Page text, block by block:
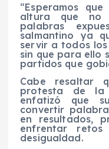
“Esperamos
altura que no
palabras
salmantino ya
servir a todos
sin que para ello
partidos que
Cabe resaltar
protesta de la
enfatizó que
convertir
en resultados,
enfrentar
desigualdad.